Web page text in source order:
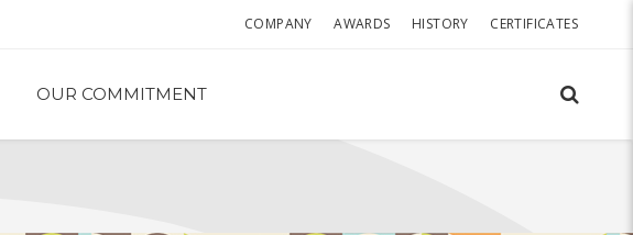
COMPANY AWARDS HISTORY CERTIFICATES
OUR COMMITMENT